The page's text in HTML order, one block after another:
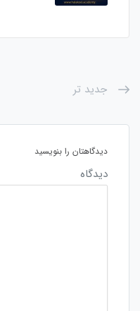
جدید تر
دیدگاهتان را بنویسید
دیدگاه